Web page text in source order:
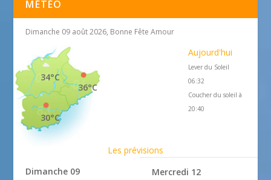
MÉTÉO
Dimanche 09 août 2026, Bonne Fête Amour
36°C
34°C
30°C
Aujourd'hui
Lever du Soleil
06:32
Coucher du soleil à
20:40
Les prévisions
Dimanche 09
Mercredi 12